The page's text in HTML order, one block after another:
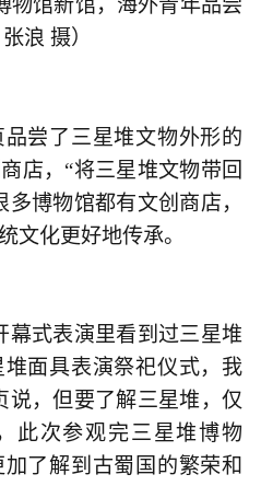
物馆新馆，海外青年品尝
浪 摄）
尝了三星堆文物外形的
店，“将三星堆文物带回
博物馆都有文创商店，
文化更好地传承。
幕式表演里看到过三星堆
面具表演祭祀仪式，我
说，但要了解三星堆，仅
此次参观完三星堆博物
了解到古蜀国的繁荣和